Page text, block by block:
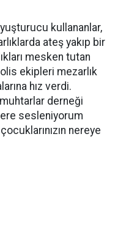
kullananlar,
ateş yakıp bir
mesken tutan
ekipleri mezarlık
hız verdi.
muhtarlar derneği
sesleniyorum
nereye